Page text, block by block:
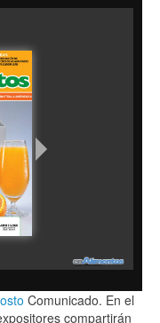
Comunicado. En el
compartirán